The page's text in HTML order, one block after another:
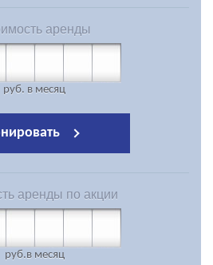
аренды
руб. в месяц
аренды по акции
руб.в месяц